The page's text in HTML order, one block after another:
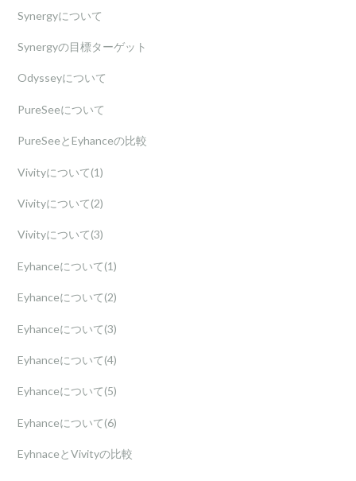
Synergyについて
Synergyの目標ターゲット
Odysseyについて
PureSeeについて
PureSeeとEyhanceの比較
Vivityについて(1)
Vivityについて(2)
Vivityについて(3)
Eyhanceについて(1)
Eyhanceについて(2)
Eyhanceについて(3)
Eyhanceについて(4)
Eyhanceについて(5)
Eyhanceについて(6)
EyhnaceとVivityの比較